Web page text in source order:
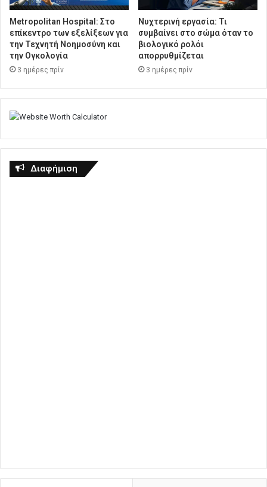
Metropolitan Hospital: Στο
επίκεντρο των εξελίξεων για
την Τεχνητή Νοημοσύνη και
την Ογκολογία
3 ημέρες πρίν
Νυχτερινή εργασία: Τι
συμβαίνει στο σώμα όταν το
βιολογικό ρολόι
απορρυθμίζεται
3 ημέρες πρίν
Διαφήμιση